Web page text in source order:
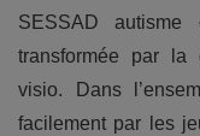
SESSAD
transformée par la
visio. Dans
facilement par les